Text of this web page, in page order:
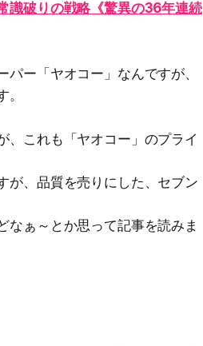
識破りの戦略《驚異の36年連続
ー「ヤオコー」なんですが、
、これも「ヤオコー」のプライ
が、品質を売りにした、セブン
なぁ～とか思って記事を読みま